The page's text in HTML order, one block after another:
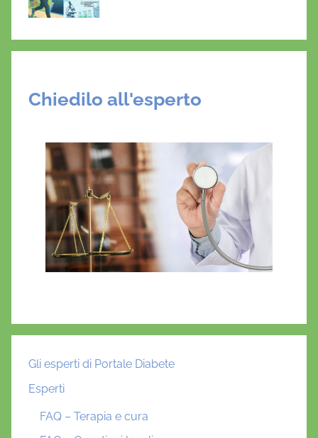
Chiedilo all'esperto
Gli esperti di Portale Diabete
Esperti
FAQ – Terapia e cura